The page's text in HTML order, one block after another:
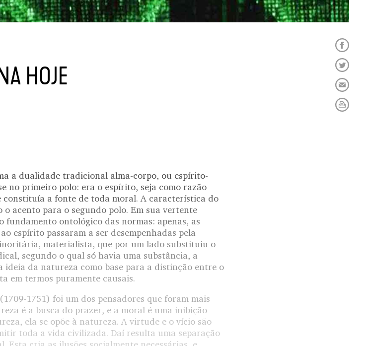
HOJE
a dualidade tradicional alma-corpo, ou espírito-
no primeiro polo: era o espírito, seja como razão
constituía a fonte de toda moral. A característica do
acento para o segundo polo. Em sua vertente
ontológico das normas: apenas, as
espírito passaram a ser desempenhadas pela
materialista, que por um lado substituiu o
segundo o qual só havia uma substância, a
da natureza como base para a distinção entre o
em termos puramente causais.
1751) foi um dos pensadores que foram mais
é a busca do prazer, e a moral é uma inibição
ela se opõe à natureza. A virtude e o vício são
toda a vida civilizada. Daí resulta uma separação